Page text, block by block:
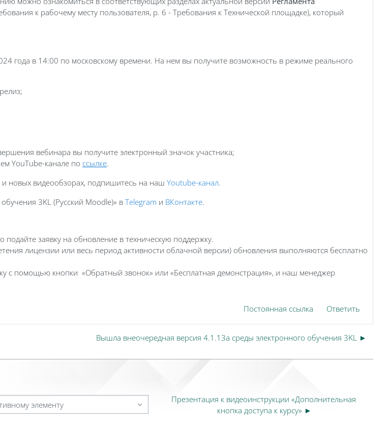
к рабочему месту пользователя, р. 6 - Требования к Технической площадке), который
года в 14:00 по московскому времени. На нем вы получите возможность в режиме реального
вебинара вы получите электронный значок участника;
YouTube-канале по ссылке.
новых видеообзорах, подпишитесь на наш Youtube-канал.
3KL (Русский Moodle)» в Telegram и ВКонтакте.
заявку на обновление в техническую поддержку.
лицензии или весь период активности облачной версии) обновления выполняются бесплатно
с помощью кнопки «Обратный звонок» или «Бесплатная демонстрация», и наш менеджер
Постоянная ссылка Ответить
Вышла внеочередная версия 4.1.13a среды электронного обучения 3KL ►
элементу
Презентация к видеоинструкции «Дополнительная
кнопка доступа к курсу» ►